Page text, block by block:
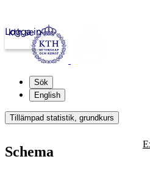
kth.se
Logga in
Sök
English
Tillämpad statistik, grundkurs
Schema